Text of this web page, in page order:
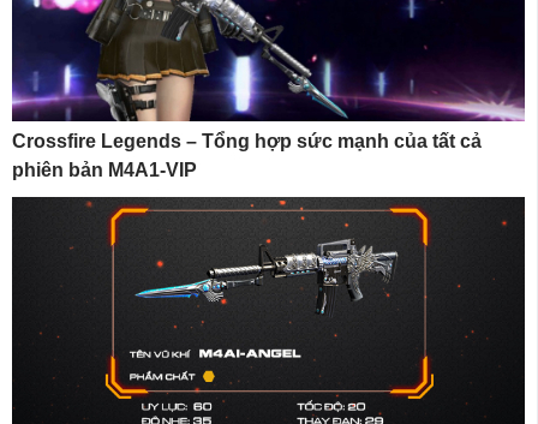
Crossfire Legends – Tổng hợp sức mạnh của tất cả
phiên bản M4A1-VIP